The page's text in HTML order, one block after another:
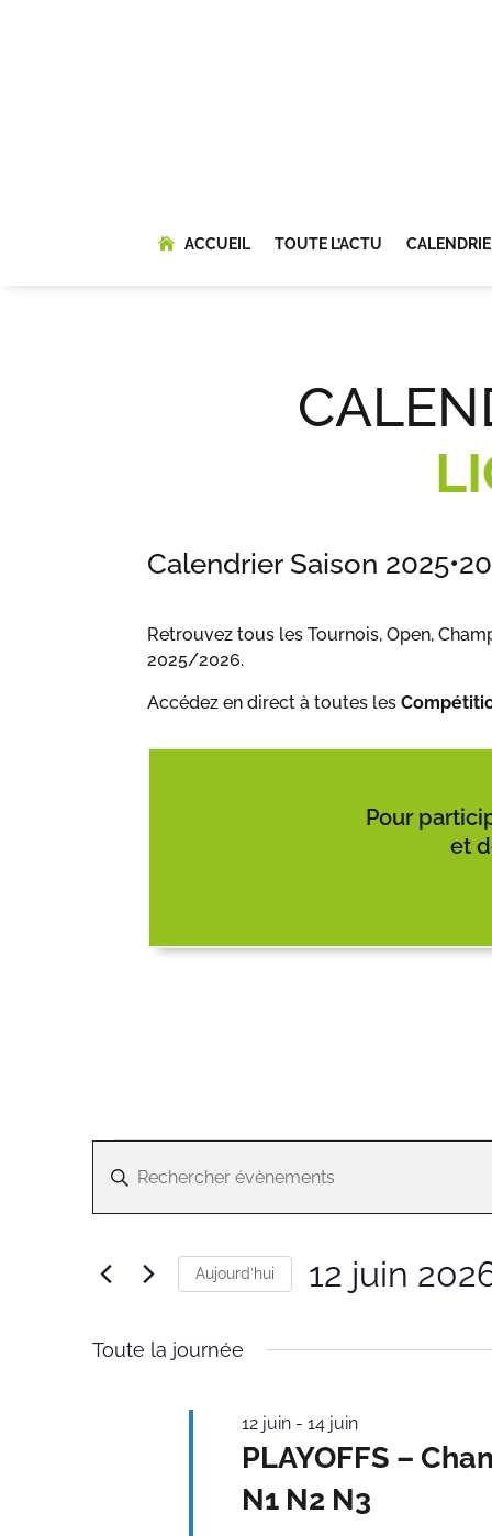
ACCUEIL TOUTE L’ACTU
Calendrier Saison 2025•
Retrouvez tous les Tournois, Open,
2025/2026.
Accédez en direct à toutes les
Pour
et
for
12
juin
2026
et
navigation
vues
Évènements
Saisir
mot-
clé.
Évènements
clé.
Aujourd’hui 12 juin
Toute la journée
PLAYOFFS –
N1 N2 N3
12 juin- 14 juin